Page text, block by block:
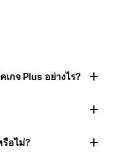
กจ Plus อย่างไร?
อไม่?